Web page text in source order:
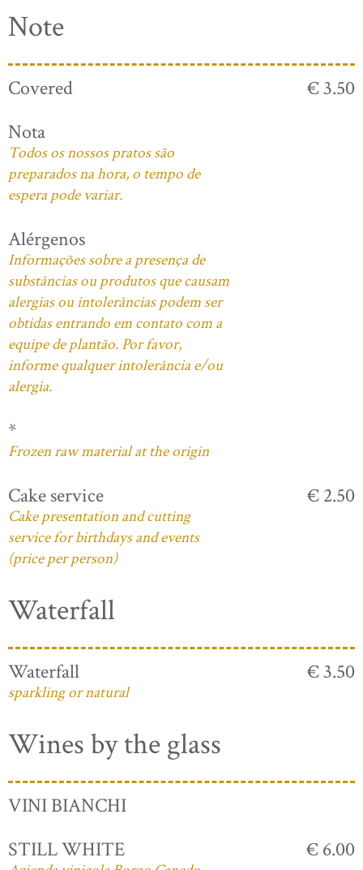
Note
Covered
€ 3.50
Nota
Todos os nossos pratos são
preparados na hora, o tempo de
espera pode variar.
Alérgenos
Informações sobre a presença de
substâncias ou produtos que causam
alergias ou intolerâncias podem ser
obtidas entrando em contato com a
equipe de plantão. Por favor,
informe qualquer intolerância e/ou
alergia.
*
Frozen raw material at the origin
Cake service
Cake presentation and cutting
service for birthdays and events
(price per person)
€ 2.50
Waterfall
Waterfall
sparkling or natural
€ 3.50
Wines by the glass
VINI BIANCHI
STILL WHITE
€ 6.00